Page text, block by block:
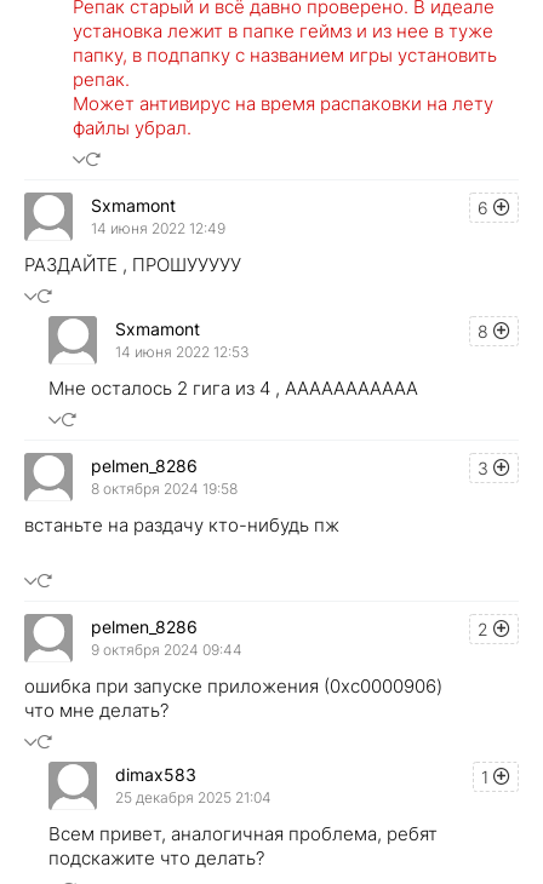
Репак старый и всё давно проверено. В идеале
установка лежит в папке геймз и из нее в туже
папку, в подпапку с названием игры установить
репак.
Может антивирус на время распаковки на лету
файлы убрал.
6
Sxmamont
14 июня 2022 12:49
РАЗДАЙТЕ , ПРОШУУУУУ
8
Sxmamont
14 июня 2022 12:53
Мне осталось 2 гига из 4 , ААААААААААА
3
pelmen_8286
8 октября 2024 19:58
встаньте на раздачу кто-нибудь пж
2
pelmen_8286
9 октября 2024 09:44
ошибка при запуске приложения (0xc0000906)
что мне делать?
1
dimax583
25 декабря 2025 21:04
Всем привет, аналогичная проблема, ребят
подскажите что делать?